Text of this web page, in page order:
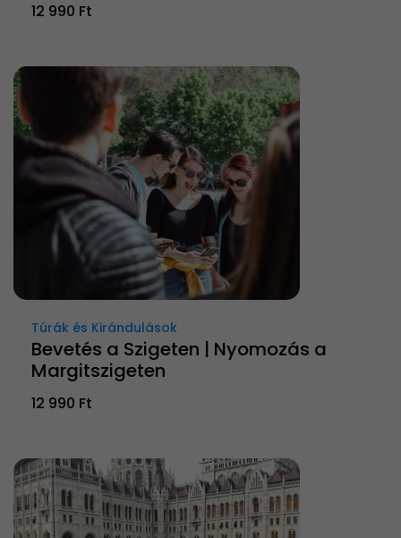
12 990 Ft
Túrák és Kirándulások
Bevetés a Szigeten | Nyomozás a
Margitszigeten
12 990 Ft